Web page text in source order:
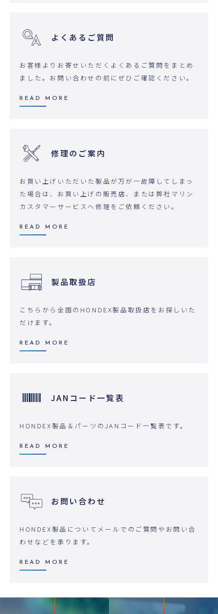
よくあるご質問
お客様よりお寄せいただくよくあるご質問をまとめ
ました。お問い合わせの前にぜひご確認ください。
READ MORE
修理のご案内
お買い上げいただいた製品が万が一故障してしまっ
た場合は、お買い上げの販売店、または弊社マリン
カスタマーサービスへ修理をご依頼ください。
READ MORE
製品取扱店
こちらから全国のHONDEX製品取扱店をお探しいた
だけます。
READ MORE
JANコード一覧表
HONDEX製品＆パーツのJANコード一覧表です。
READ MORE
お問い合わせ
HONDEX製品についてメールでのご質問やお問い合
わせなどを承ります。
READ MORE